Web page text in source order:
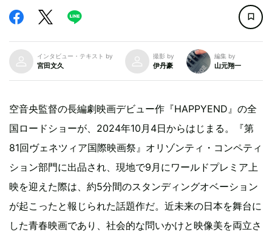
インタビュー・テキスト by
宮田文久
撮影 by
伊丹豪
編集 by
山元翔一
空音央監督の長編劇映画デビュー作『HAPPYEND』の全
国ロードショーが、2024年10月4日からはじまる。『第
81回ヴェネツィア国際映画祭』オリゾンティ・コンペティ
ション部門に出品され、現地で9月にワールドプレミア上
映を迎えた際は、約5分間のスタンディングオベーション
が起こったと報じられた話題作だ。近未来の日本を舞台に
した青春映画であり、社会的な問いかけと映像美を両立さ